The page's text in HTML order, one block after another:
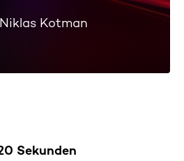
Kotman
Sekunden